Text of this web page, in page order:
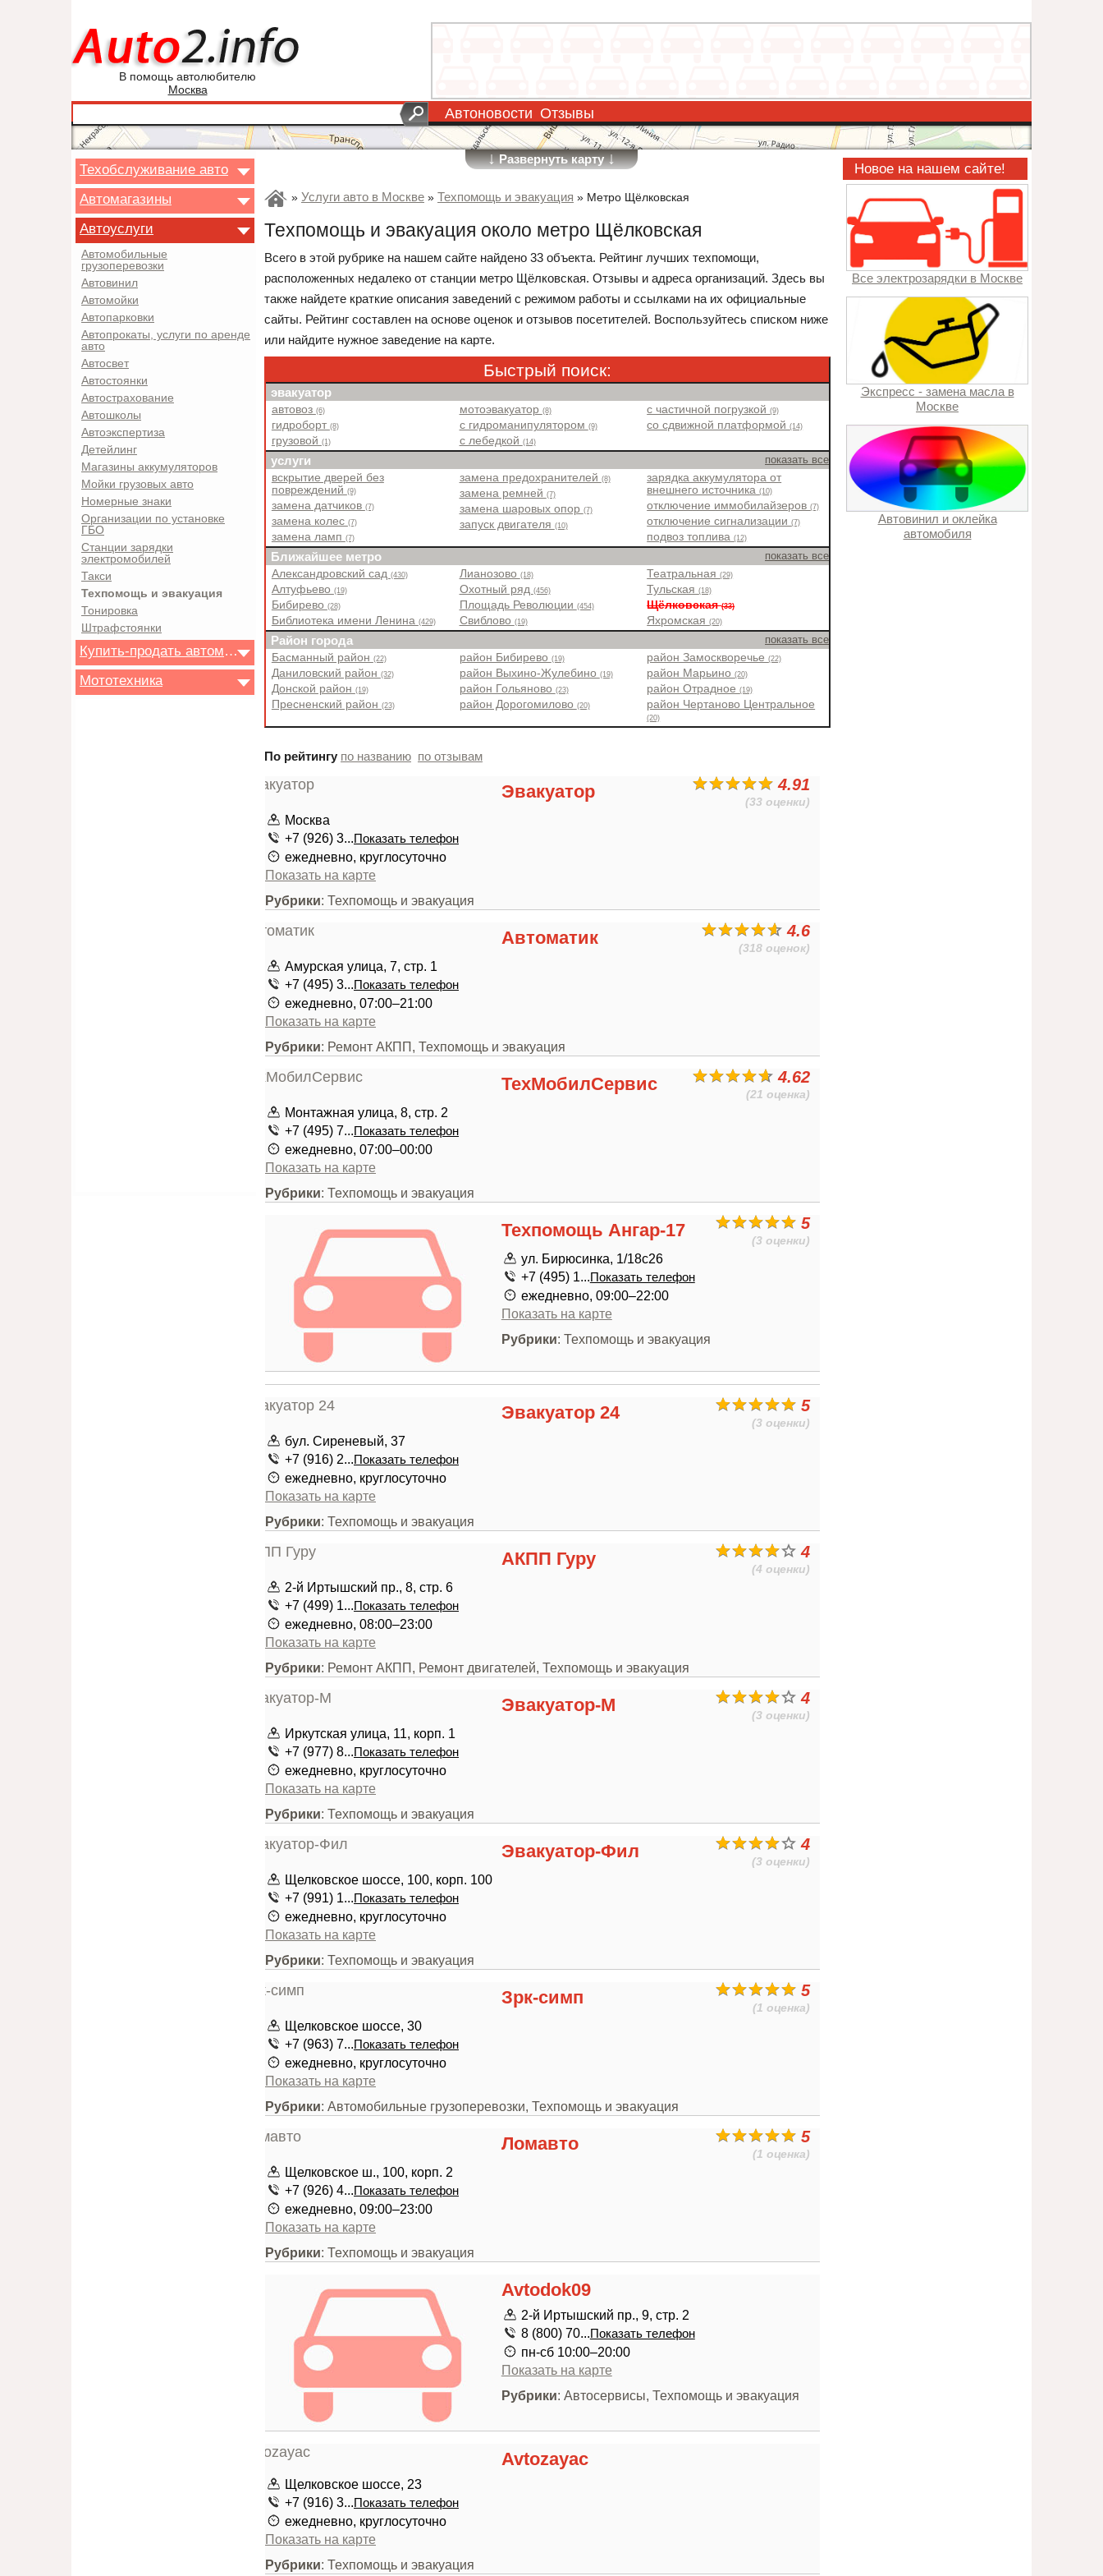
В помощь автолюбителю
Москва
Автоновости Отзывы
↓Развернуть карту↓
Техобслуживание авто
Автомагазины
Автоуслуги
Автомобильные
грузоперевозки
Автовинил
Автомойки
Автопарковки
Автопрокаты, услуги по аренде
авто
Автосвет
Автостоянки
Автострахование
Автошколы
Автоэкспертиза
Детейлинг
Магазины аккумуляторов
Мойки грузовых авто
Номерные знаки
Организации по установке
ГБО
Станции зарядки
электромобилей
Такси
Техпомощь и эвакуация
Тонировка
Штрафстоянки
Купить-продать автомобиль
Мототехника
» Услуги авто в Москве » Техпомощь и эвакуация » Метро Щёлковская
Техпомощь и эвакуация около метро Щёлковская
Всего в этой рубрике на нашем сайте найдено 33 объекта. Рейтинг лучших техпомощи,
расположенных недалеко от станции метро Щёлковская. Отзывы и адреса организаций. Здесь вы
также найдете краткие описания заведений с режимом работы и ссылками на их официальные
сайты. Рейтинг составлен на основе оценок и отзывов посетителей. Воспользуйтесь списком ниже
или найдите нужное заведение на карте.
Быстрый поиск:
эвакуатор
автовоз (6)
гидроборт (8)
грузовой (1)
мотоэвакуатор (8)
с гидроманипулятором (9)
с лебедкой (14)
с частичной погрузкой(9)
со сдвижной платформой(14)
услуги показать все
вскрытие дверей без
повреждений (9)
замена датчиков (7)
замена колес (7)
замена ламп (7)
замена предохранителей (8)
замена ремней (7)
замена шаровых опор (7)
запуск двигателя (10)
зарядка аккумулятора от
внешнего источника(10)
отключение иммобилайзеров(7)
отключение сигнализации(7)
подвоз топлива(12)
Ближайшее метро показать все
Александровский сад (430)
Алтуфьево (19)
Бибирево (28)
Библиотека имени Ленина (429)
Лианозово (18)
Охотный ряд (456)
Площадь Революции (454)
Свиблово (19)
Театральная(29)
Тульская(18)
Щёлковская(33)
Яхромская(20)
Район города показать все
Басманный район (22)
Даниловский район (32)
Донской район (19)
Пресненский район (23)
район Бибирево (19)
район Выхино-Жулебино (19)
район Гольяново (23)
район Дорогомилово (20)
район Замоскворечье(22)
район Марьино(20)
район Отрадное(19)
район Чертаново Центральное
(20)
По рейтингу по названию по отзывам
4.91
(33 оценки)
Эвакуатор
Москва
+7 (926) 3...Показать телефон
ежедневно, круглосуточно
Показать на карте
Рубрики: Техпомощь и эвакуация
4.6
(318 оценок)
Автоматик
Амурская улица, 7, стр. 1
+7 (495) 3...Показать телефон
ежедневно, 07:00–21:00
Показать на карте
Рубрики: Ремонт АКПП, Техпомощь и эвакуация
4.62
(21 оценка)
ТехМобилСервис
Монтажная улица, 8, стр. 2
+7 (495) 7...Показать телефон
ежедневно, 07:00–00:00
Показать на карте
Рубрики: Техпомощь и эвакуация
5
(3 оценки)
Техпомощь Ангар-17
ул. Бирюсинка, 1/18с26
+7 (495) 1...Показать телефон
ежедневно, 09:00–22:00
Показать на карте
Рубрики: Техпомощь и эвакуация
5
(3 оценки)
Эвакуатор 24
бул. Сиреневый, 37
+7 (916) 2...Показать телефон
ежедневно, круглосуточно
Показать на карте
Рубрики: Техпомощь и эвакуация
4
(4 оценки)
АКПП Гуру
2-й Иртышский пр., 8, стр. 6
+7 (499) 1...Показать телефон
ежедневно, 08:00–23:00
Показать на карте
Рубрики: Ремонт АКПП, Ремонт двигателей, Техпомощь и эвакуация
4
(3 оценки)
Эвакуатор-М
Иркутская улица, 11, корп. 1
+7 (977) 8...Показать телефон
ежедневно, круглосуточно
Показать на карте
Рубрики: Техпомощь и эвакуация
4
(3 оценки)
Эвакуатор-Фил
Щелковское шоссе, 100, корп. 100
+7 (991) 1...Показать телефон
ежедневно, круглосуточно
Показать на карте
Рубрики: Техпомощь и эвакуация
5
(1 оценка)
Зрк-симп
Щелковское шоссе, 30
+7 (963) 7...Показать телефон
ежедневно, круглосуточно
Показать на карте
Рубрики: Автомобильные грузоперевозки, Техпомощь и эвакуация
5
(1 оценка)
Ломавто
Щелковское ш., 100, корп. 2
+7 (926) 4...Показать телефон
ежедневно, 09:00–23:00
Показать на карте
Рубрики: Техпомощь и эвакуация
Avtodok09
2-й Иртышский пр., 9, стр. 2
8 (800) 70...Показать телефон
пн-сб 10:00–20:00
Показать на карте
Рубрики: Автосервисы, Техпомощь и эвакуация
Avtozayac
Щелковское шоссе, 23
+7 (916) 3...Показать телефон
ежедневно, круглосуточно
Показать на карте
Рубрики: Техпомощь и эвакуация
Новое на нашем сайте!
Все электрозарядки в Москве
Экспресс - замена масла в
Москве
Автовинил и оклейка
автомобиля